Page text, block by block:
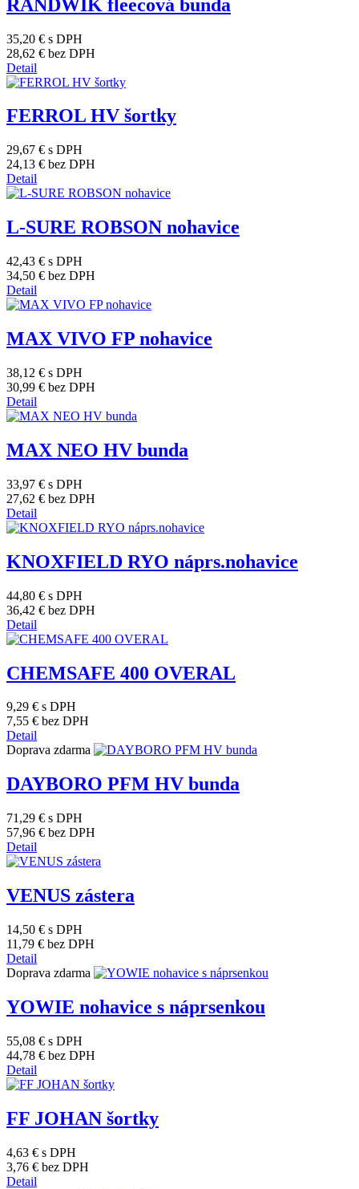
RANDWIK fleecová bunda
35,20 € s DPH
28,62 € bez DPH
Detail
FERROL HV šortky
29,67 € s DPH
24,13 € bez DPH
Detail
L-SURE ROBSON nohavice
42,43 € s DPH
34,50 € bez DPH
Detail
MAX VIVO FP nohavice
38,12 € s DPH
30,99 € bez DPH
Detail
MAX NEO HV bunda
33,97 € s DPH
27,62 € bez DPH
Detail
KNOXFIELD RYO náprs.nohavice
44,80 € s DPH
36,42 € bez DPH
Detail
CHEMSAFE 400 OVERAL
9,29 € s DPH
7,55 € bez DPH
Detail
Doprava zdarma
DAYBORO PFM HV bunda
71,29 € s DPH
57,96 € bez DPH
Detail
VENUS zástera
14,50 € s DPH
11,79 € bez DPH
Detail
Doprava zdarma
YOWIE nohavice s náprsenkou
55,08 € s DPH
44,78 € bez DPH
Detail
FF JOHAN šortky
4,63 € s DPH
3,76 € bez DPH
Detail